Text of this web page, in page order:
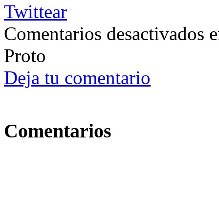
Twittear
Comentarios desactivados
Proto
Deja tu comentario
Comentarios